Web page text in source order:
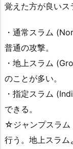
覚えた方が良いス
・通常スラム
普通の攻撃。
・地上スラム
のことが多い。
・指定スラム
できる。
☆ジャンプスラム
行う。地上スラム